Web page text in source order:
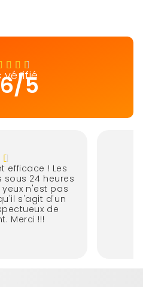
vérifié
5
efficace ! Les
24 heures
n'est pas
s'agit d'un
de
Merci !!!